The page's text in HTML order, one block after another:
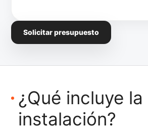
Solicitar presupuesto
¿Qué incluye la
instalación?